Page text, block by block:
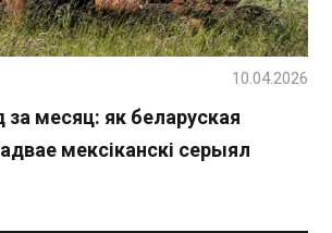
за месяц: як беларуская
мексіканскі серыял
10.04.2026